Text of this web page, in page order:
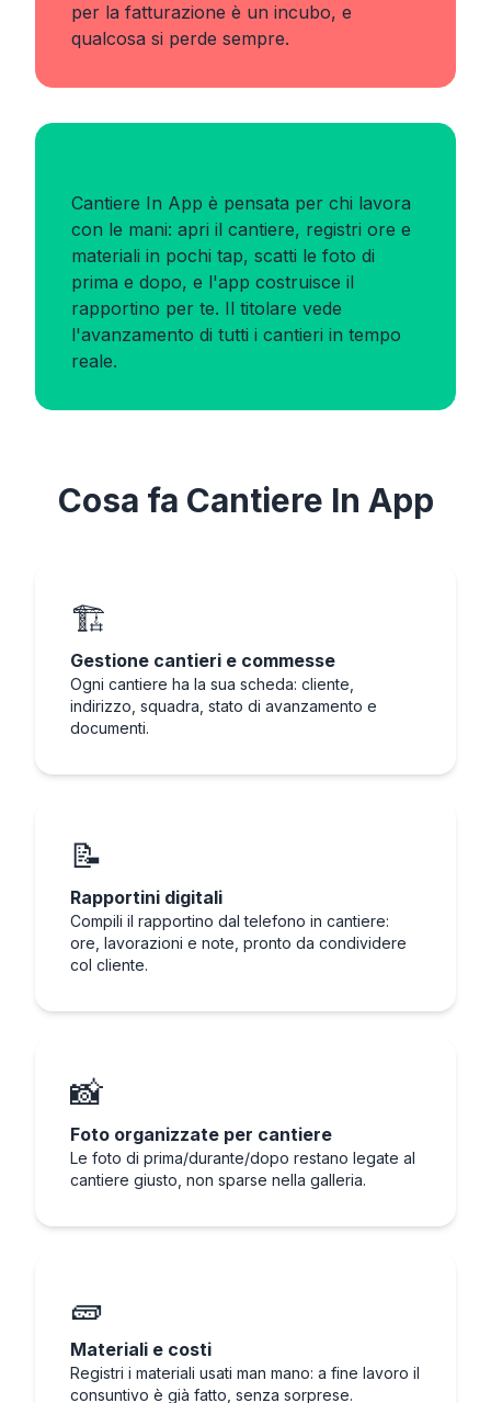
per la fatturazione è un incubo, e
qualcosa si perde sempre.
Cantiere In App è pensata per chi lavora
con le mani: apri il cantiere, registri ore e
materiali in pochi tap, scatti le foto di
prima e dopo, e l'app costruisce il
rapportino per te. Il titolare vede
l'avanzamento di tutti i cantieri in tempo
reale.
Cosa fa Cantiere In App
🏗️
Gestione cantieri e commesse
Ogni cantiere ha la sua scheda: cliente,
indirizzo, squadra, stato di avanzamento e
documenti.
📝
Rapportini digitali
Compili il rapportino dal telefono in cantiere:
ore, lavorazioni e note, pronto da condividere
col cliente.
📸
Foto organizzate per cantiere
Le foto di prima/durante/dopo restano legate al
cantiere giusto, non sparse nella galleria.
🧱
Materiali e costi
Registri i materiali usati man mano: a fine lavoro il
consuntivo è già fatto, senza sorprese.